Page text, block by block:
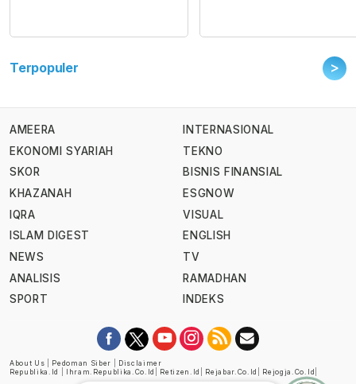
Terpopuler >
AMEERA
EKONOMI SYARIAH
SKOR
KHAZANAH
IQRA
ISLAM DIGEST
NEWS
ANALISIS
SPORT
INTERNASIONAL
TEKNO
BISNIS FINANSIAL
ESGNOW
VISUAL
ENGLISH
TV
RAMADHAN
INDEKS
About Us Pedoman Siber
Disclaimer
Republika.id
Ihram.republika.co.id Retizen.id Rejabar.co.id Rejogja.co.id